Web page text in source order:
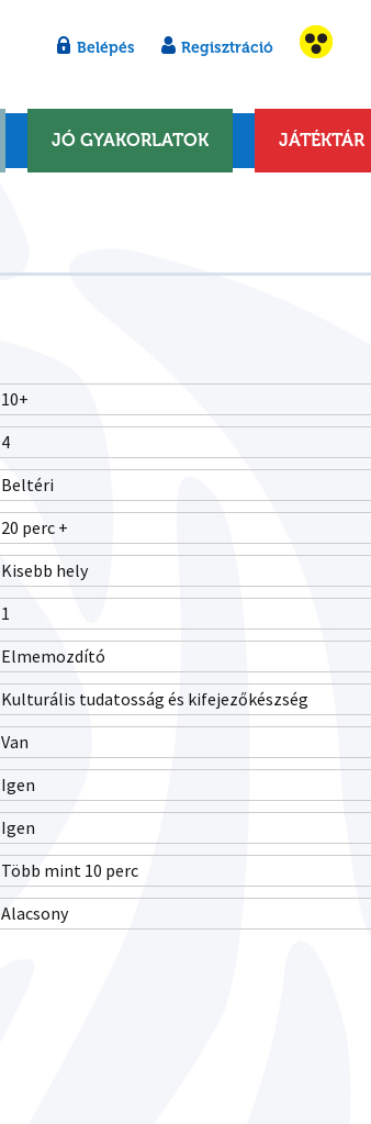
Belépés Regisztráció
JÓ GYAKORLATOK JÁTÉKTÁR
10+
4
Beltéri
20 perc +
Kisebb hely
1
Elmemozdító
Kulturális tudatosság és kifejezőkészség
Van
Igen
Igen
Több mint 10 perc
Alacsony